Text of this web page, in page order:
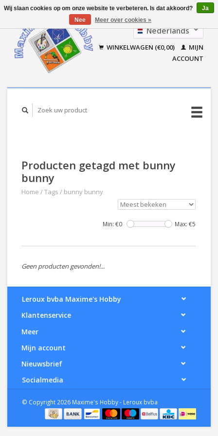
Nederlands
Français
WINKELWAGEN (€0,00)
MIJN
ACCOUNT
Producten getagd met bunny
bunny
Home /Tags / bunny bunny
Min: €0 Max: €5
Geen producten gevonden!...
Leroux bvba Maxime's Hobby
Klantenservice
Meer
Mijn account
Nieuwsbrief
Socialmedia
© Copyright 2026 Maxime's Hobby - Leroux bvba
Wij slaan cookies op om onze website te verbeteren. Is dat akkoord?
Ja
Nee
Meer over cookies »